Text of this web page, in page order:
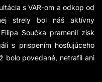
s VAR-om a odkop od
strely bol náš aktívny
Součka pramenil zisk
s prispením hosťujúceho
bolo povedané, netrafil ani